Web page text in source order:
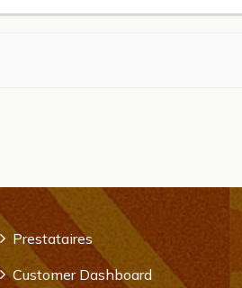
Prestataires
Customer Dashboard